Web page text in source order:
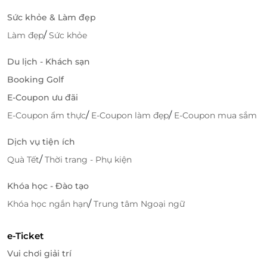
Hiện nay, tại Olympia có các dịch vụ sau:
Bơi lội
Dạy bơi cho trẻ em theo quy chuẩn Nhật Bản,
Thể hình
Khiêu vũ cổ điển
Yoga
Sức khỏe & Làm đẹp
Làm đẹp/Sức khỏe
Du lịch - Khách sạn
Booking Golf
E-Coupon ưu đãi
E-Coupon ẩm thực/ E-Coupon làm đẹp/ E-Coupon mua sắm
Dịch vụ tiện ích
Quà Tết/Thời trang - Phụ kiện
Khóa học - Đào tạo
Khóa học ngắn hạn/Trung tâm Ngoại ngữ
e-Ticket
Vui chơi giải trí